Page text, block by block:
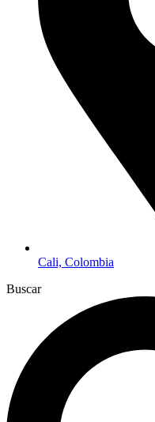
Cali, Colombia
Buscar